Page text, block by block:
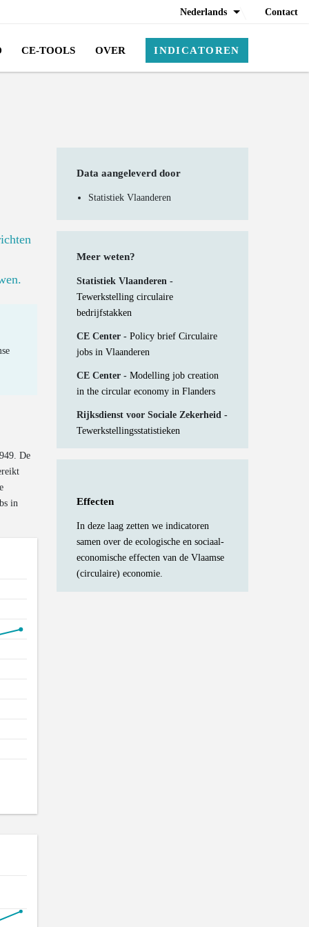
Nederlands Contact
CE-TOOLS OVER INDICATOREN
De
in
Data aangeleverd door
Statistiek Vlaanderen
Meer weten?
Statistiek Vlaanderen -
Tewerkstelling circulaire
bedrijfstakken
CE Center -Policy brief Circulaire
jobs in Vlaanderen
CE Center -Modelling job creation
in the circular economy in Flanders
Rijksdienst voor Sociale Zekerheid -
Tewerkstellingsstatistieken
Effecten
In deze laag zetten we indicatoren
samen over de ecologische en sociaal-
economische effecten van de Vlaamse
(circulaire) economie.